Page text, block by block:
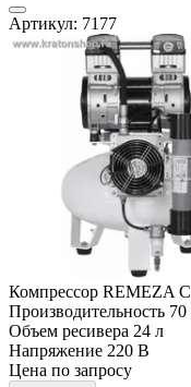
Артикул: 7177
Компрессор REMEZA
Производительность
Объем ресивера 24 л
Напряжение 220 В
Цена по запросу